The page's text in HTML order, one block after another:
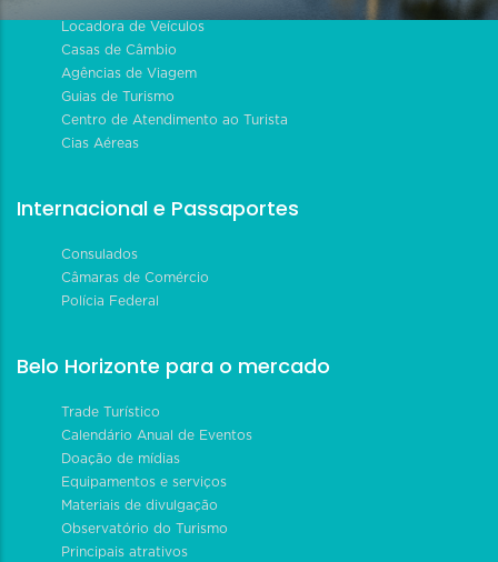
Locadora de Veículos
Casas de Câmbio
Agências de Viagem
Guias de Turismo
Centro de Atendimento ao Turista
Cias Aéreas
Internacional e Passaportes
Consulados
Câmaras de Comércio
Polícia Federal
Belo Horizonte para o mercado
Trade Turístico
Calendário Anual de Eventos
Doação de mídias
Equipamentos e serviços
Materiais de divulgação
Observatório do Turismo
Principais atrativos